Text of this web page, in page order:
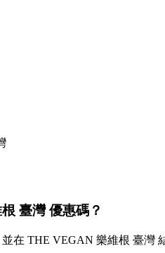
臺灣 優惠碼？
在 THE VEGAN 樂維根 臺灣